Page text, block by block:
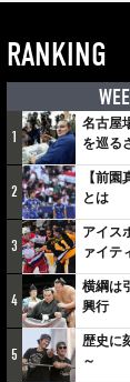
RANKING
1
名古屋
を巡る
2
【前
とは
3
アイス
ァイテ
4
横綱は
興行
5
歴史に
～